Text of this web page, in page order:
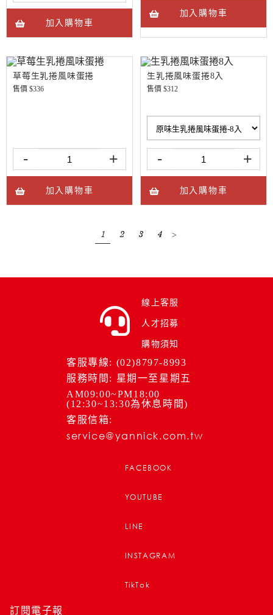
加入購物車
加入購物車
草莓生乳捲風味蛋捲
售價 $336
- +
加入購物車
生乳捲風味蛋捲8入
售價 $312
- +
加入購物車
1 2 3 4 >
線上客服
人才招募
購物須知
客服專線: (02)8797-8993
服務時間: 星期一至星期五
AM09:00~PM18:00
(12:30~13:30為休息時間)
客服信箱:
service@yannick.com.tw
FACEBOOK
YOUTUBE
LINE
INSTAGRAM
TikTok
訂閱電子報